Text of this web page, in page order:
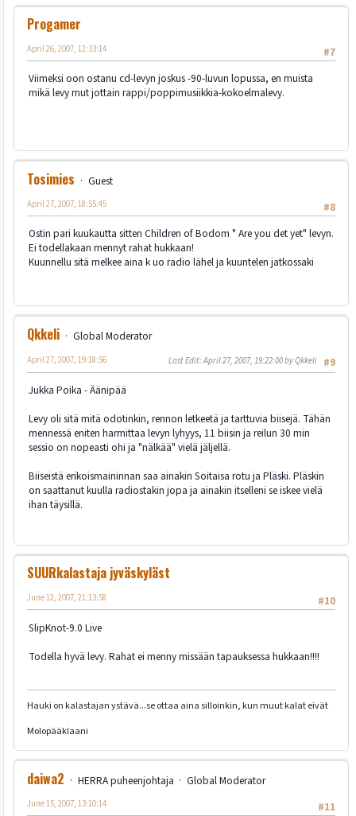
Progamer
#7
April 26, 2007, 12:33:14
Viimeksi oon ostanu cd-levyn joskus -90-luvun lopussa, en muista
mikä levy mut jottain rappi/poppimusiikkia-kokoelmalevy.
Tosimies
Guest
#8
April 27, 2007, 18:55:45
Ostin pari kuukautta sitten Children of Bodom " Are you det yet" levyn.
Ei todellakaan mennyt rahat hukkaan!
Kuunnellu sitä melkee aina k uo radio lähel ja kuuntelen jatkossaki
Qkkeli
Global Moderator
#9
April 27, 2007, 19:18:56 Last Edit: April 27, 2007, 19:22:00 by Qkkeli
Jukka Poika - Äänipää
Levy oli sitä mitä odotinkin, rennon letkeetä ja tarttuvia biisejä. Tähän
mennessä eniten harmittaa levyn lyhyys, 11 biisin ja reilun 30 min
sessio on nopeasti ohi ja "nälkää" vielä jäljellä.
Biiseistä erikoismaininnan saa ainakin Soitaisa rotu ja Pläski. Pläskin
on saattanut kuulla radiostakin jopa ja ainakin itselleni se iskee vielä
ihan täysillä.
SUURkalastaja jyväskyläst
#10
June 12, 2007, 21:13:58
SlipKnot-9.0 Live
Todella hyvä levy. Rahat ei menny missään tapauksessa hukkaan!!!!
Hauki on kalastajan ystävä...se ottaa aina silloinkin, kun muut kalat eivät
Molopääklaani
daiwa2 HERRA puheenjohtaja
Global Moderator
#11
June 15, 2007, 13:10:14